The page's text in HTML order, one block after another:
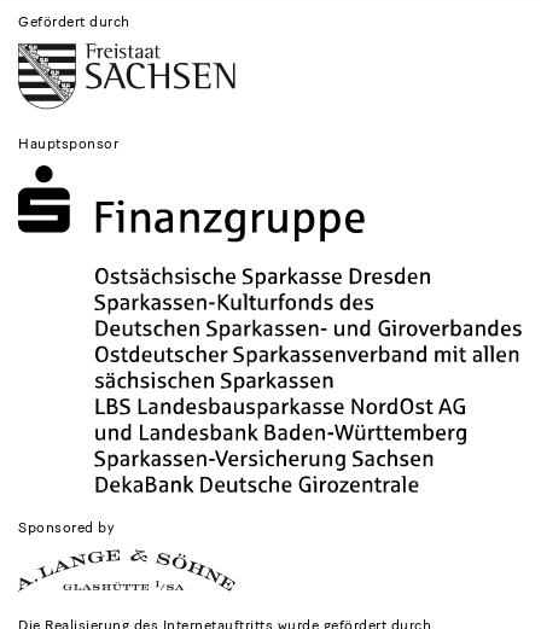
Gefördert durch
Hauptsponsor
Sponsored by
Die Realisierung des Internetauftritts wurde gefördert durch